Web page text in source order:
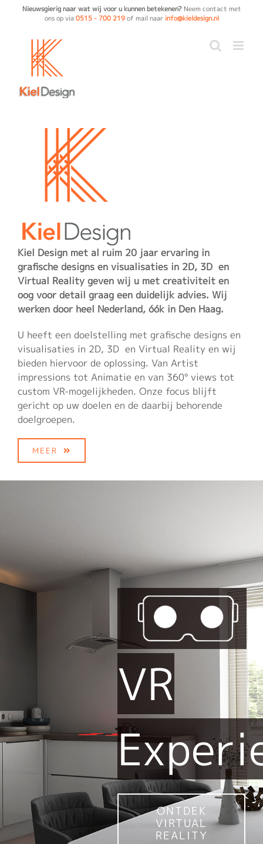
Nieuwsgierig naar wat wij voor u kunnen betekenen?Neem contact met
ons op via0515 - 700 219of mail naar info@kieldesign.nl
Kiel Design met al ruim 20 jaar ervaring in
grafische designs en visualisaties in 2D, 3D en
Virtual Reality geven wij u met creativiteit en
oog voor detail graag een duidelijk advies. Wij
werken door heel Nederland, óók in Den Haag.
U heeft een doelstelling met grafische designs en
visualisaties in 2D, 3D en Virtual Reality en wij
bieden hiervoor de oplossing. Van Artist
impressions tot Animatie en van 360° views tot
custom VR-mogelijkheden. Onze focus blijft
gericht op uw doelen en de daarbij behorende
doelgroepen.
MEER
VR
ONTDEK
VIRTUAL
REALITY